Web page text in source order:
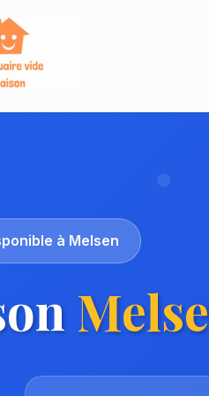
à Melsen